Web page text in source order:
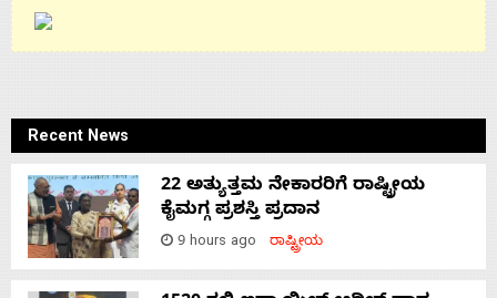
Contact
Recent News
22 ಅತ್ಯುತ್ತಮ ನೇಕಾರರಿಗೆ ರಾಷ್ಟ್ರೀಯ
ಕೈಮಗ್ಗ ಪ್ರಶಸ್ತಿ ಪ್ರದಾನ
9 hours ago ರಾಷ್ಟ್ರೀಯ